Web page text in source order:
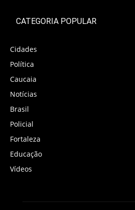
CATEGORIA POPULAR
Cidades
Política
Caucaia
Notícias
Brasil
Policial
Fortaleza
Educação
Vídeos